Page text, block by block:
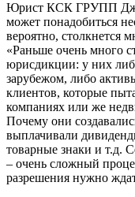
Юрист КСК ГРУПП
может понадобиться
вероятно, столкнется
«Раньше очень много
юрисдикции: у них
зарубежом, либо
клиентов, которые
компаниях или же
Почему они
выплачивали
товарные знаки и т.д.
– очень сложный
разрешения нужно